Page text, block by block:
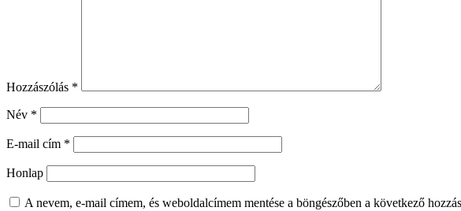
Hozzászólás *
Név *
E-mail cím *
Honlap
A nevem, e-mail címem, és weboldalcímem mentése a böngészőben a következő